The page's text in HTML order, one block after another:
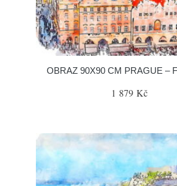
OBRAZ 90X90 CM PRAGUE –
1 879 Kč